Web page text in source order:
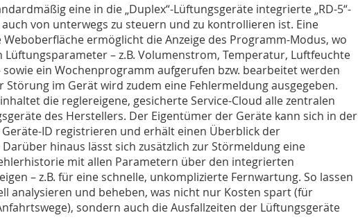
eine in die „Duplex“-Lüftungsgeräte integrierte „RD-5“-
auch von unterwegs zu steuern und zu kontrollieren ist. Eine
ermöglicht die Anzeige des Programm-Modus, wo
Lüftungsparameter – z.B. Volumenstrom, Temperatur, Luftfeuchte
sowie ein Wochenprogramm aufgerufen bzw. bearbeitet werden
Störung im Gerät wird zudem eine Fehlermeldung ausgegeben.
die reglereigene, gesicherte Service-Cloud alle zentralen
des Herstellers. Der Eigentümer der Geräte kann sich in der
ID registrieren und erhält einen Überblick der
hinaus lässt sich zusätzlich zur Störmeldung eine
mit allen Parametern über den integrierten
– z.B. für eine schnelle, unkomplizierte Fernwartung. So lassen
analysieren und beheben, was nicht nur Kosten spart (für
sondern auch die Ausfallzeiten der Lüftungsgeräte